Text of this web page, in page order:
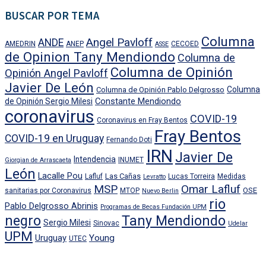
BUSCAR POR TEMA
AMEDRIN ANDE ANEP Angel Pavloff ASSE CECOED Columna
de Opinion Tany Mendiondo Columna de
Opinión Angel Pavloff Columna de Opinión
Javier De León Columna de Opinión Pablo Delgrosso Columna
de Opinión Sergio Milesi Constante Mendiondo
coronavirus Coronavirus en Fray Bentos COVID-19
COVID-19 en Uruguay Fernando Doti Fray Bentos
Giorgian de Arrascaeta Intendencia INUMET IRN Javier De
León Lacalle Pou Lafluf Las Cañas Levratto Lucas Torreira Medidas
sanitarias por Coronavirus MSP MTOP Nuevo Berlin Omar Lafluf OSE
Pablo Delgrosso Abrinis Programas de Becas Fundación UPM rio
negro Sergio Milesi Sinovac Tany Mendiondo Udelar
UPM Uruguay UTEC Young